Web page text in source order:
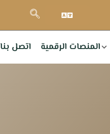
المنصات الرقمية اتصل بنا